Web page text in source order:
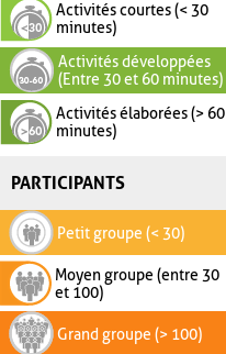
Activités courtes (< 30
minutes)
Activités développées
(Entre 30 et 60 minutes)
Activités élaborées (> 60
minutes)
PARTICIPANTS
Petit groupe (< 30)
Moyen groupe (entre 30
et 100)
Grand groupe (> 100)